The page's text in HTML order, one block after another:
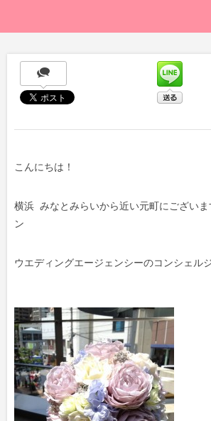
こんにちは！
横浜 みなとみらいから近い元町にございま
ン
ウエディングエージェンシーのコンシェル